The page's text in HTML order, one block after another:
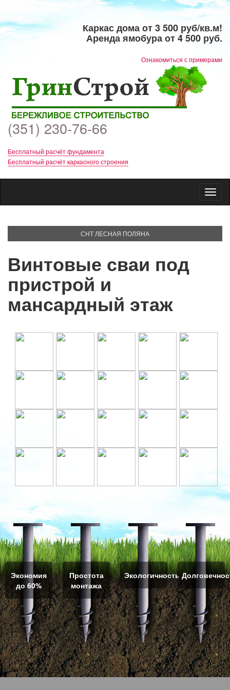
Каркас дома от 3 500 руб/кв.м!
Аренда ямобура от 4 500 руб.
​Ознакомиться с примерами
(351) 230-76-66
Бесплатный расчёт фундамента
Бесплатный расчёт каркасного строения
СНТ ЛЕСНАЯ ПОЛЯНА
Винтовые сваи под
пристрой и
мансардный этаж
Экономия
до 60%
Простота
монтажа
Экологичность